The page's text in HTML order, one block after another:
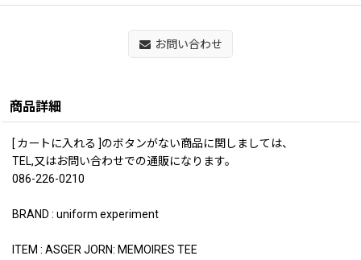
お問い合わせ
商品詳細
[ カートに入れる ]のボタンがない商品に関しましては、
TEL,又はお問い合わせでの通販になります。
086-226-0210
BRAND : uniform experiment
ITEM : ASGER JORN: MEMOIRES TEE